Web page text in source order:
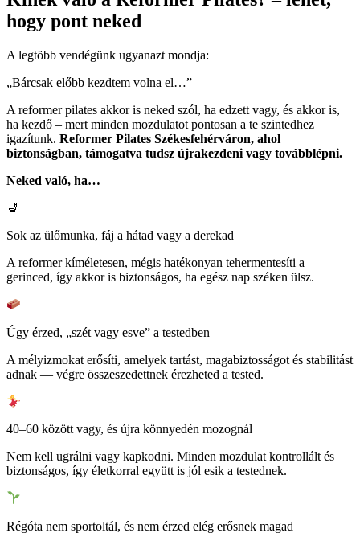
hogy pont neked
A legtöbb vendégünk ugyanazt mondja:
„Bárcsak előbb kezdtem volna el…”
A reformer pilates akkor is neked szól, ha edzett vagy, és akkor is,
ha kezdő – mert minden mozdulatot pontosan a te szintedhez
igazítunk. Reformer Pilates Székesfehérváron, ahol
biztonságban, támogatva tudsz újrakezdeni vagy továbblépni.
Neked való, ha…
💺
Sok az ülőmunka, fáj a hátad vagy a derekad
A reformer kíméletesen, mégis hatékonyan tehermentesíti a
gerinced, így akkor is biztonságos, ha egész nap széken ülsz.
Úgy érzed, „szét vagy esve” a testedben
A mélyizmokat erősíti, amelyek tartást, magabiztosságot és stabilitást
adnak — végre összeszedettnek érezheted a tested.
40–60 között vagy, és újra könnyedén mozognál
Nem kell ugrálni vagy kapkodni. Minden mozdulat kontrollált és
biztonságos, így életkorral együtt is jól esik a testednek.
Régóta nem sportoltál, és nem érzed elég erősnek magad